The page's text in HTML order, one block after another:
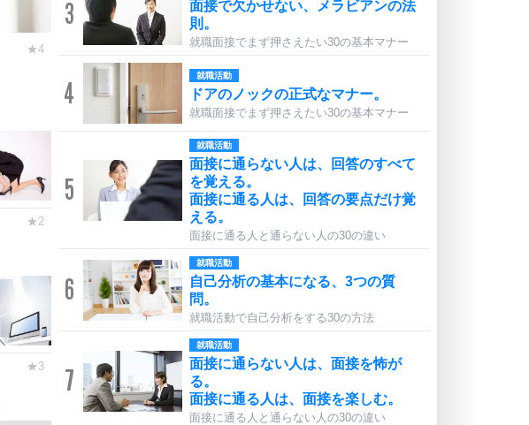
3
面接で欠かせない、メラビアンの法
則。
就職面接でまず押さえたい30の基本マナー
4
就職活動
ドアのノックの正式なマナー。
就職面接でまず押さえたい30の基本マナー
5
就職活動
面接に通らない人は、回答のすべて
を覚える。
面接に通る人は、回答の要点だけ覚
える。
面接に通る人と通らない人の30の違い
6
就職活動
自己分析の基本になる、3つの質
問。
就職活動で自己分析をする30の方法
7
就職活動
面接に通らない人は、面接を怖が
る。
面接に通る人は、面接を楽しむ。
面接に通る人と通らない人の30の違い